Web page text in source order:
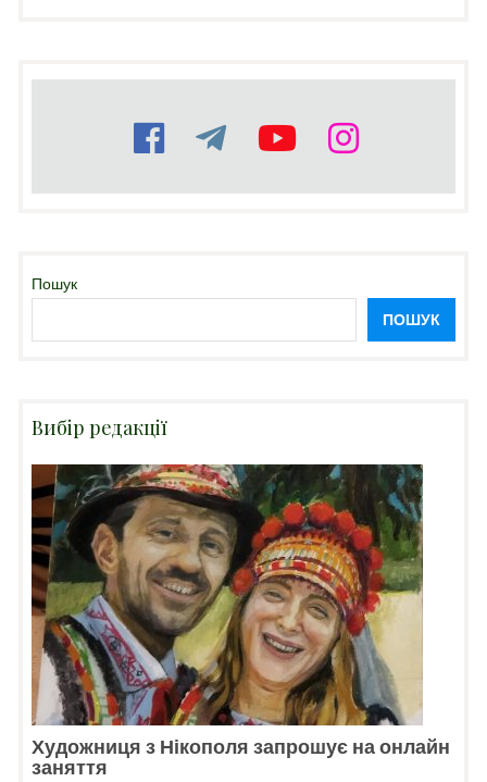
Пошук
ПОШУК
Вибір редакції
Художниця з Нікополя запрошує на онлайн
заняття